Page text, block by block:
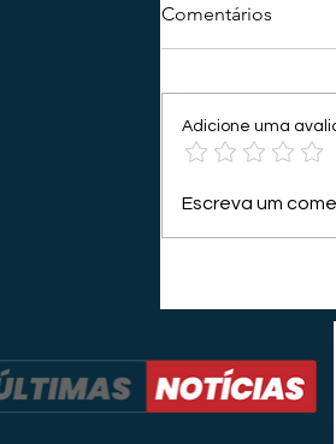
Comentários
Adicione uma
Escreva um